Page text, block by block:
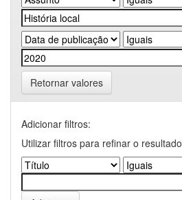
Retornar valores
Adicionar filtros:
Utilizar filtros para refinar o